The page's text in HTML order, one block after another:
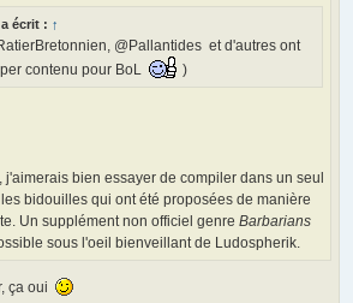
a écrit : ↑
@Pallantides et d'autres ont
contenu pour BoL
)
j'aimerais bien essayer de compiler dans un seul
bidouilles qui ont été proposées de manière
Un supplément non officiel genre Barbarians
sous l'oeil bienveillant de Ludospherik.
ça oui